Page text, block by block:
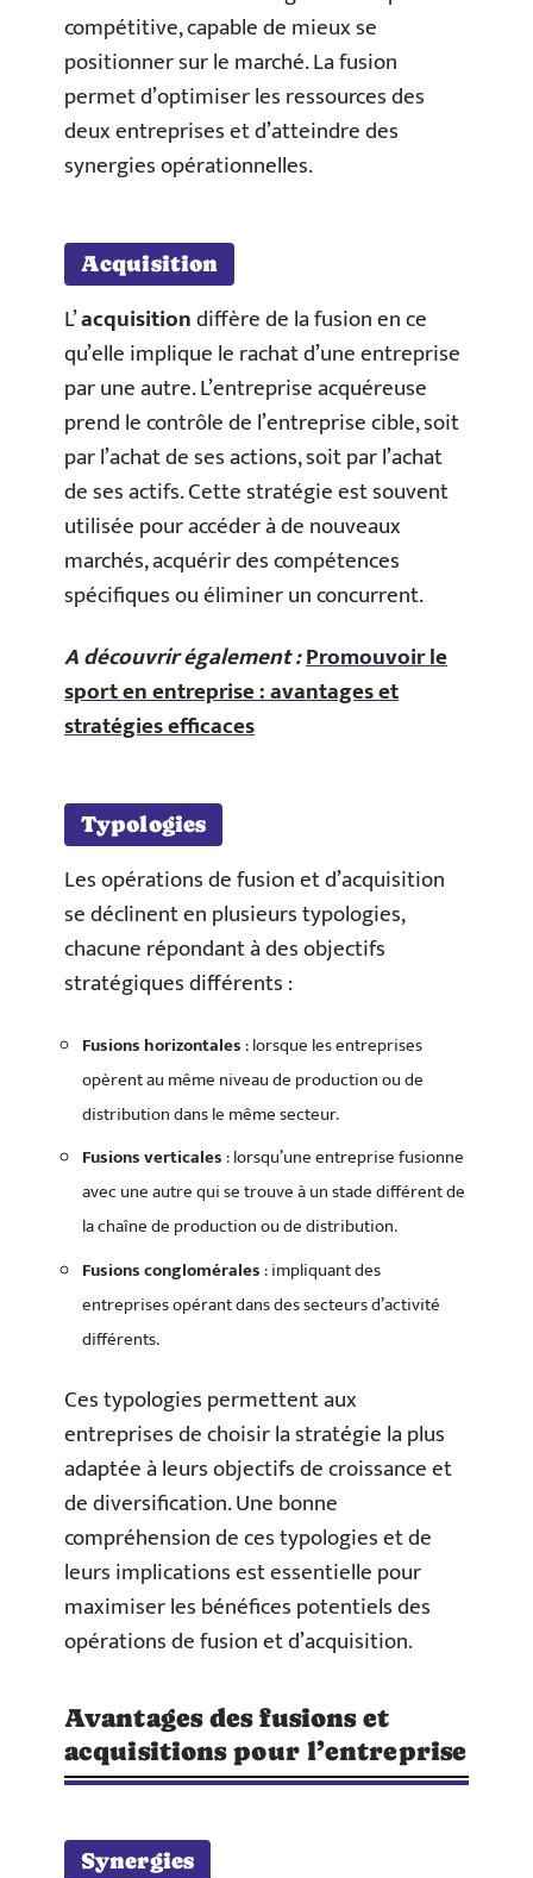
compétitive, capable de mieux se
positionner sur le marché. La fusion
permet d’optimiser les ressources des
deux entreprises et d’atteindre des
synergies opérationnelles.
Acquisition
L’acquisitiondiffère de la fusion en ce
qu’elle implique le rachat d’une entreprise
par une autre. L’entreprise acquéreuse
prend le contrôle de l’entreprise cible, soit
par l’achat de ses actions, soit par l’achat
de ses actifs. Cette stratégie est souvent
utilisée pour accéder à de nouveaux
marchés, acquérir des compétences
spécifiques ou éliminer un concurrent.
A découvrir également :Promouvoir le
sport en entreprise : avantages et
stratégies efficaces
Typologies
Les opérations de fusion et d’acquisition
se déclinent en plusieurs typologies,
chacune répondant à des objectifs
stratégiques différents :
Fusions horizontales: lorsque les entreprises
opèrent au même niveau de production ou de
distribution dans le même secteur.
Fusions verticales: lorsqu’une entreprise fusionne
avec une autre qui se trouve à un stade différent de
la chaîne de production ou de distribution.
Fusions conglomérales: impliquant des
entreprises opérant dans des secteurs d’activité
différents.
Ces typologies permettent aux
entreprises de choisir la stratégie la plus
adaptée à leurs objectifs de croissance et
de diversification. Une bonne
compréhension de ces typologies et de
leurs implications est essentielle pour
maximiser les bénéfices potentiels des
opérations de fusion et d’acquisition.
Avantages des fusions et
acquisitions pour l’entreprise
Synergies